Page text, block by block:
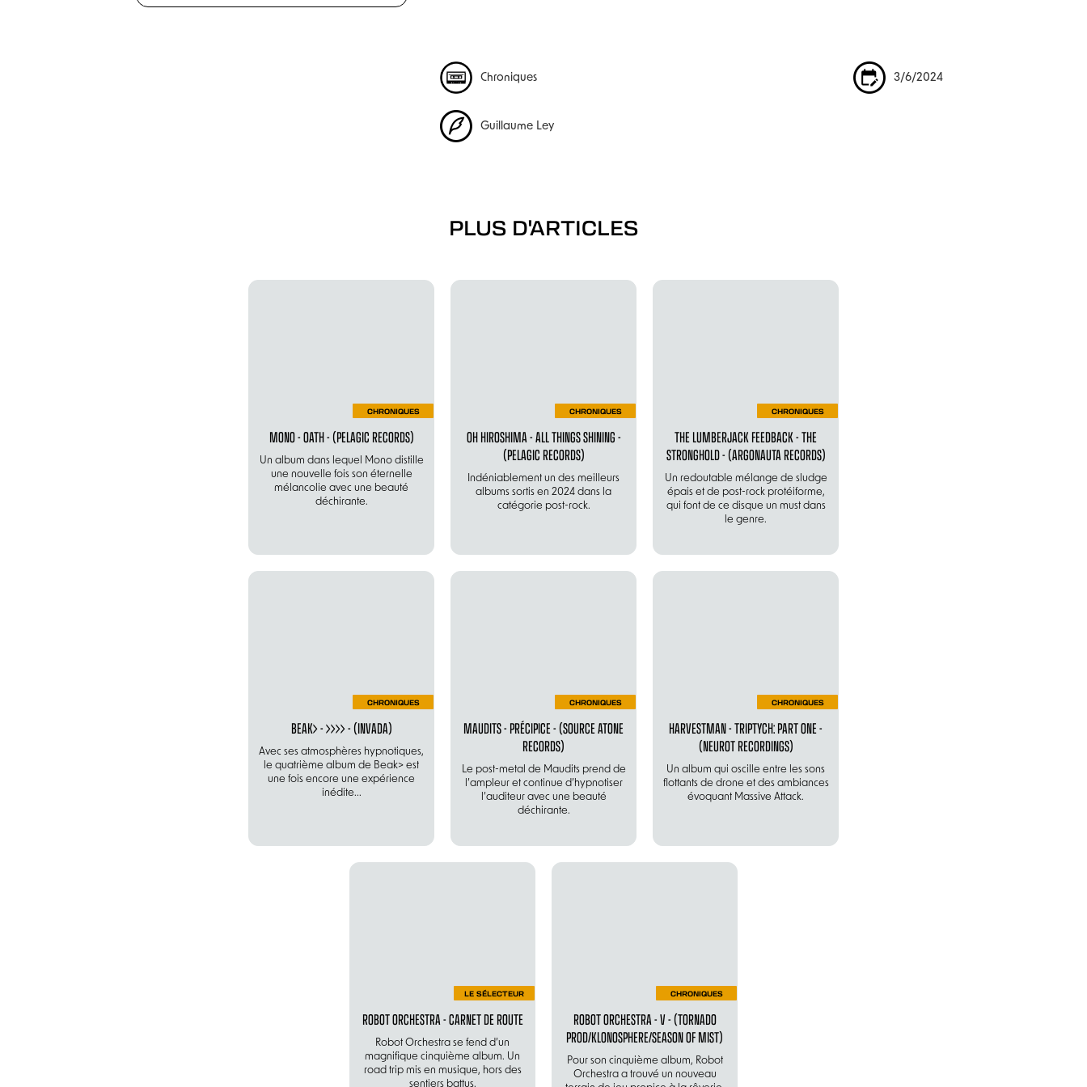
Chroniques
Guillaume Ley
3/6/2024
PLUS D'ARTICLES
CHRONIQUES
MONO - OATH - (PELAGIC RECORDS)
Un album dans lequel Mono distille
une nouvelle fois son éternelle
mélancolie avec une beauté
déchirante.
CHRONIQUES
OH HIROSHIMA - ALL THINGS SHINING -
(PELAGIC RECORDS)
Indéniablement un des meilleurs
albums sortis en 2024 dans la
catégorie post-rock.
CHRONIQUES
THE LUMBERJACK FEEDBACK - THE
STRONGHOLD - (ARGONAUTA RECORDS)
Un redoutable mélange de sludge
épais et de post-rock protéiforme,
qui font de ce disque un must dans
le genre.
CHRONIQUES
BEAK> - >>>> - (INVADA)
Avec ses atmosphères hypnotiques,
le quatrième album de Beak> est
une fois encore une expérience
inédite...
CHRONIQUES
MAUDITS - PRÉCIPICE - (SOURCE ATONE
RECORDS)
Le post-metal de Maudits prend de
l’ampleur et continue d’hypnotiser
l’auditeur avec une beauté
déchirante.
CHRONIQUES
HARVESTMAN - TRIPTYCH: PART ONE -
(NEUROT RECORDINGS)
Un album qui oscille entre les sons
flottants de drone et des ambiances
évoquant Massive Attack.
LE SÉLECTEUR
ROBOT ORCHESTRA - CARNET DE ROUTE
Robot Orchestra se fend d’un
magnifique cinquième album. Un
road trip mis en musique, hors des
sentiers battus.
CHRONIQUES
ROBOT ORCHESTRA - V - (TORNADO
PROD/KLONOSPHERE/SEASON OF MIST)
Pour son cinquième album, Robot
Orchestra a trouvé un nouveau